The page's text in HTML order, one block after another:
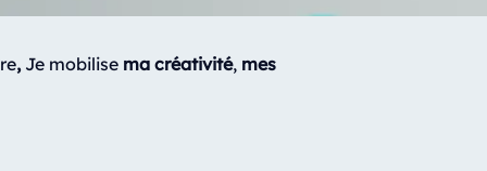
, Je mobilise ma créativité, mes